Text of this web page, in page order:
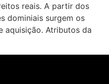
reais. A partir dos
dominiais surgem os
aquisição. Atributos da